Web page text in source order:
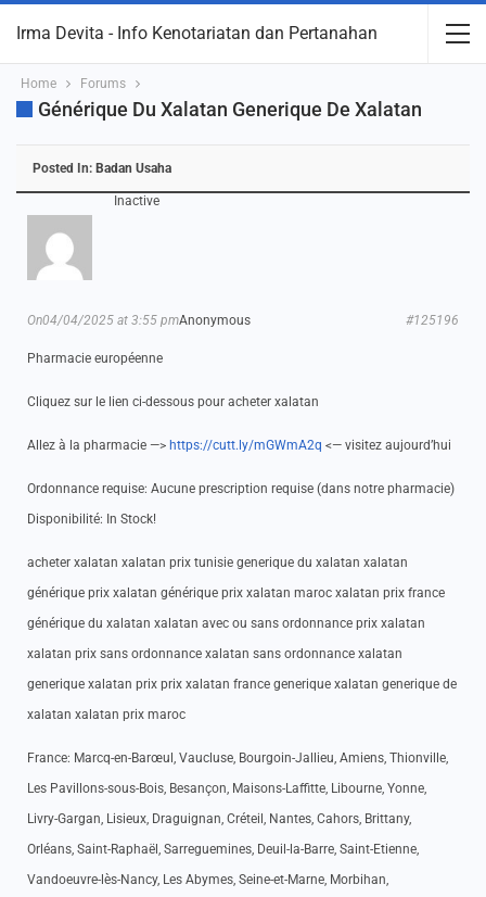
Irma Devita - Info Kenotariatan dan Pertanahan
Home Forums
Générique Du Xalatan Generique De Xalatan
Posted In: Badan Usaha
Inactive
Anonymous
On04/04/2025 at 3:55 pm #125196
Pharmacie européenne
Cliquez sur le lien ci-dessous pour acheter xalatan
Allez à la pharmacie —> https://cutt.ly/mGWmA2q <— visitez aujourd’hui
Ordonnance requise: Aucune prescription requise (dans notre pharmacie)
Disponibilité: In Stock!
acheter xalatan xalatan prix tunisie generique du xalatan xalatan
générique prix xalatan générique prix xalatan maroc xalatan prix france
générique du xalatan xalatan avec ou sans ordonnance prix xalatan
xalatan prix sans ordonnance xalatan sans ordonnance xalatan
generique xalatan prix prix xalatan france generique xalatan generique de
xalatan xalatan prix maroc
France: Marcq-en-Barœul, Vaucluse, Bourgoin-Jallieu, Amiens, Thionville,
Les Pavillons-sous-Bois, Besançon, Maisons-Laffitte, Libourne, Yonne,
Livry-Gargan, Lisieux, Draguignan, Créteil, Nantes, Cahors, Brittany,
Orléans, Saint-Raphaël, Sarreguemines, Deuil-la-Barre, Saint-Etienne,
Vandoeuvre-lès-Nancy, Les Abymes, Seine-et-Marne, Morbihan,